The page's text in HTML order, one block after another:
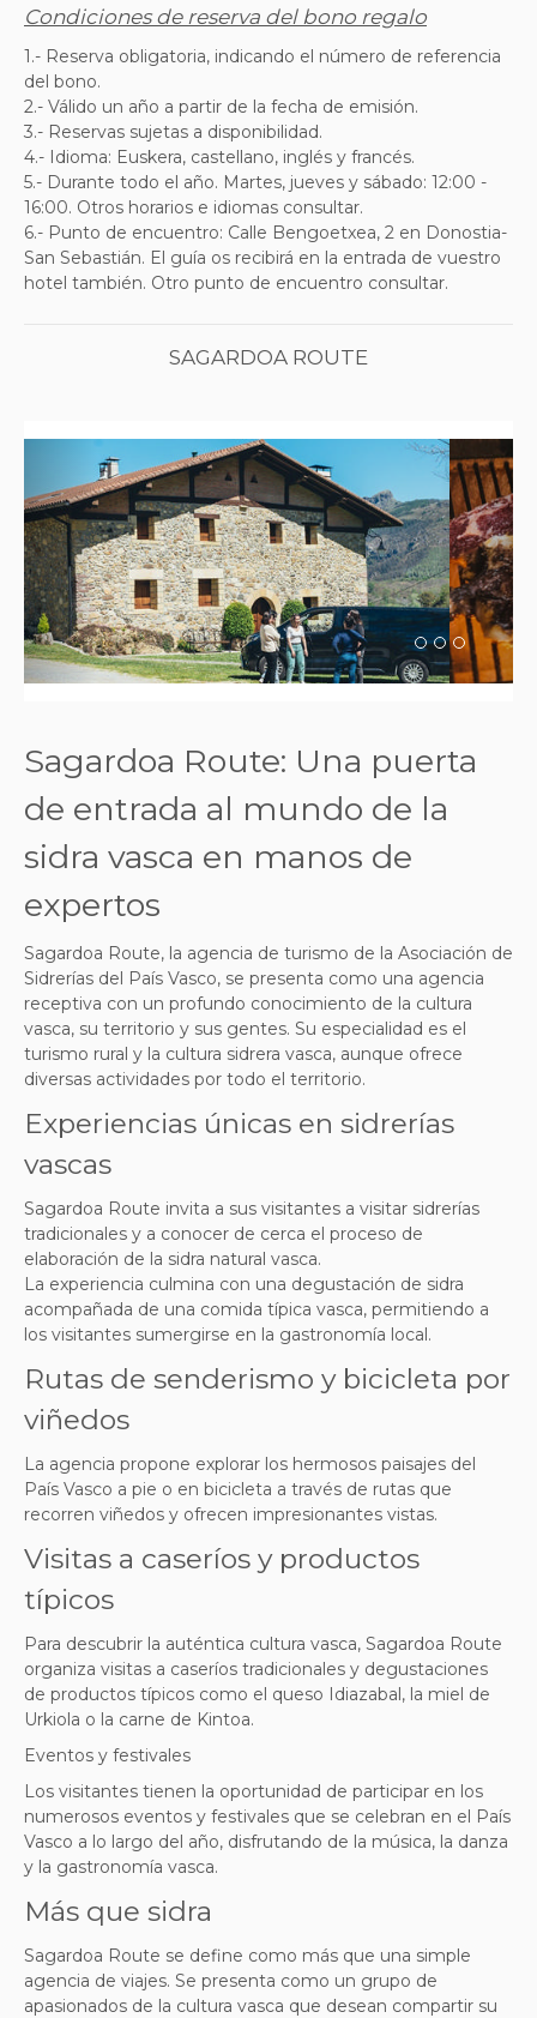
Condiciones de reserva del bono regalo
1.- Reserva obligatoria, indicando el número de referencia
del bono.
2.- Válido un año a partir de la fecha de emisión.
3.- Reservas sujetas a disponibilidad.
4.- Idioma: Euskera, castellano, inglés y francés.
5.- Durante todo el año. Martes, jueves y sábado: 12:00 -
16:00. Otros horarios e idiomas consultar.
6.- Punto de encuentro: Calle Bengoetxea, 2 en Donostia-
San Sebastián. El guía os recibirá en la entrada de vuestro
hotel también. Otro punto de encuentro consultar.
SAGARDOA ROUTE
Previous Next
Sagardoa Route: Una puerta
de entrada al mundo de la
sidra vasca en manos de
expertos
Sagardoa Route, la agencia de turismo de la Asociación de
Sidrerías del País Vasco, se presenta como una agencia
receptiva con un profundo conocimiento de la cultura
vasca, su territorio y sus gentes. Su especialidad es el
turismo rural y la cultura sidrera vasca, aunque ofrece
diversas actividades por todo el territorio.
Experiencias únicas en sidrerías
vascas
Sagardoa Route invita a sus visitantes a visitar sidrerías
tradicionales y a conocer de cerca el proceso de
elaboración de la sidra natural vasca.
La experiencia culmina con una degustación de sidra
acompañada de una comida típica vasca, permitiendo a
los visitantes sumergirse en la gastronomía local.
Rutas de senderismo y bicicleta por
viñedos
La agencia propone explorar los hermosos paisajes del
País Vasco a pie o en bicicleta a través de rutas que
recorren viñedos y ofrecen impresionantes vistas.
Visitas a caseríos y productos
típicos
Para descubrir la auténtica cultura vasca, Sagardoa Route
organiza visitas a caseríos tradicionales y degustaciones
de productos típicos como el queso Idiazabal, la miel de
Urkiola o la carne de Kintoa.
Eventos y festivales
Los visitantes tienen la oportunidad de participar en los
numerosos eventos y festivales que se celebran en el País
Vasco a lo largo del año, disfrutando de la música, la danza
y la gastronomía vasca.
Más que sidra
Sagardoa Route se define como más que una simple
agencia de viajes. Se presenta como un grupo de
apasionados de la cultura vasca que desean compartir su